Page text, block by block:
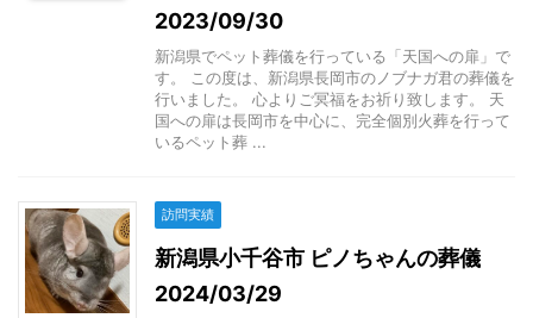
2023/09/30
新潟県でペット葬儀を行っている「天国への扉」で
す。 この度は、新潟県長岡市のノブナガ君の葬儀を
行いました。 心よりご冥福をお祈り致します。 天
国への扉は長岡市を中心に、完全個別火葬を行って
いるペット葬 ...
訪問実績
新潟県小千谷市 ピノちゃんの葬儀
2024/03/29